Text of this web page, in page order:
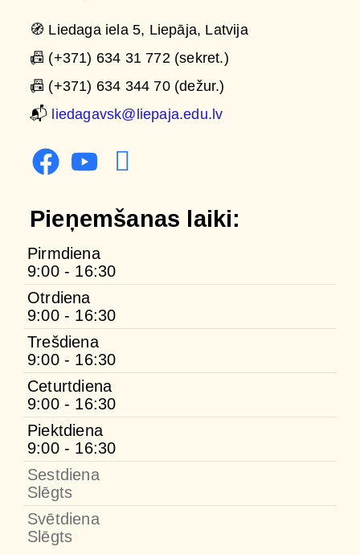
🧭 Liedaga iela 5, Liepāja, Latvija
📠 (+371) 634 31 772 (sekret.)
📠 (+371) 634 344 70 (dežur.)
📬 liedagavsk@liepaja.edu.lv
Pieņemšanas laiki:
Pirmdiena
9:00 - 16:30
Otrdiena
9:00 - 16:30
Trešdiena
9:00 - 16:30
Ceturtdiena
9:00 - 16:30
Piektdiena
9:00 - 16:30
Sestdiena
Slēgts
Svētdiena
Slēgts